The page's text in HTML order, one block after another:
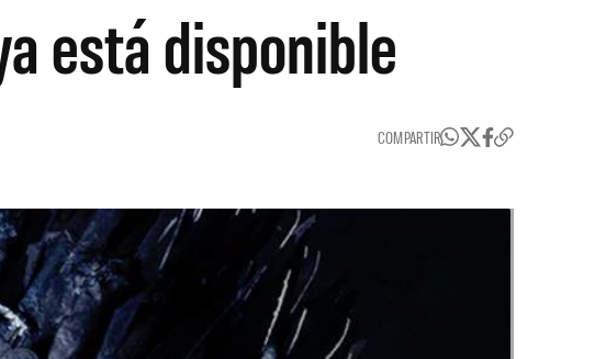
está disponible
COMPARTIR